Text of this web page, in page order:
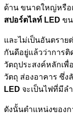
ด้าน ขนาดใหญ่หรือ
สปอร์ตไลท์ LED ขน
และไม่เป็นอันตราย
กันดีอยู่แล้วว่าการติ
วัตถุประสงค์หลักเพื่
วัตถุ ส่องอาคาร ซึ่
LED จะเป็นไฟที่มีล
ดังนั้นตำแหน่งของก